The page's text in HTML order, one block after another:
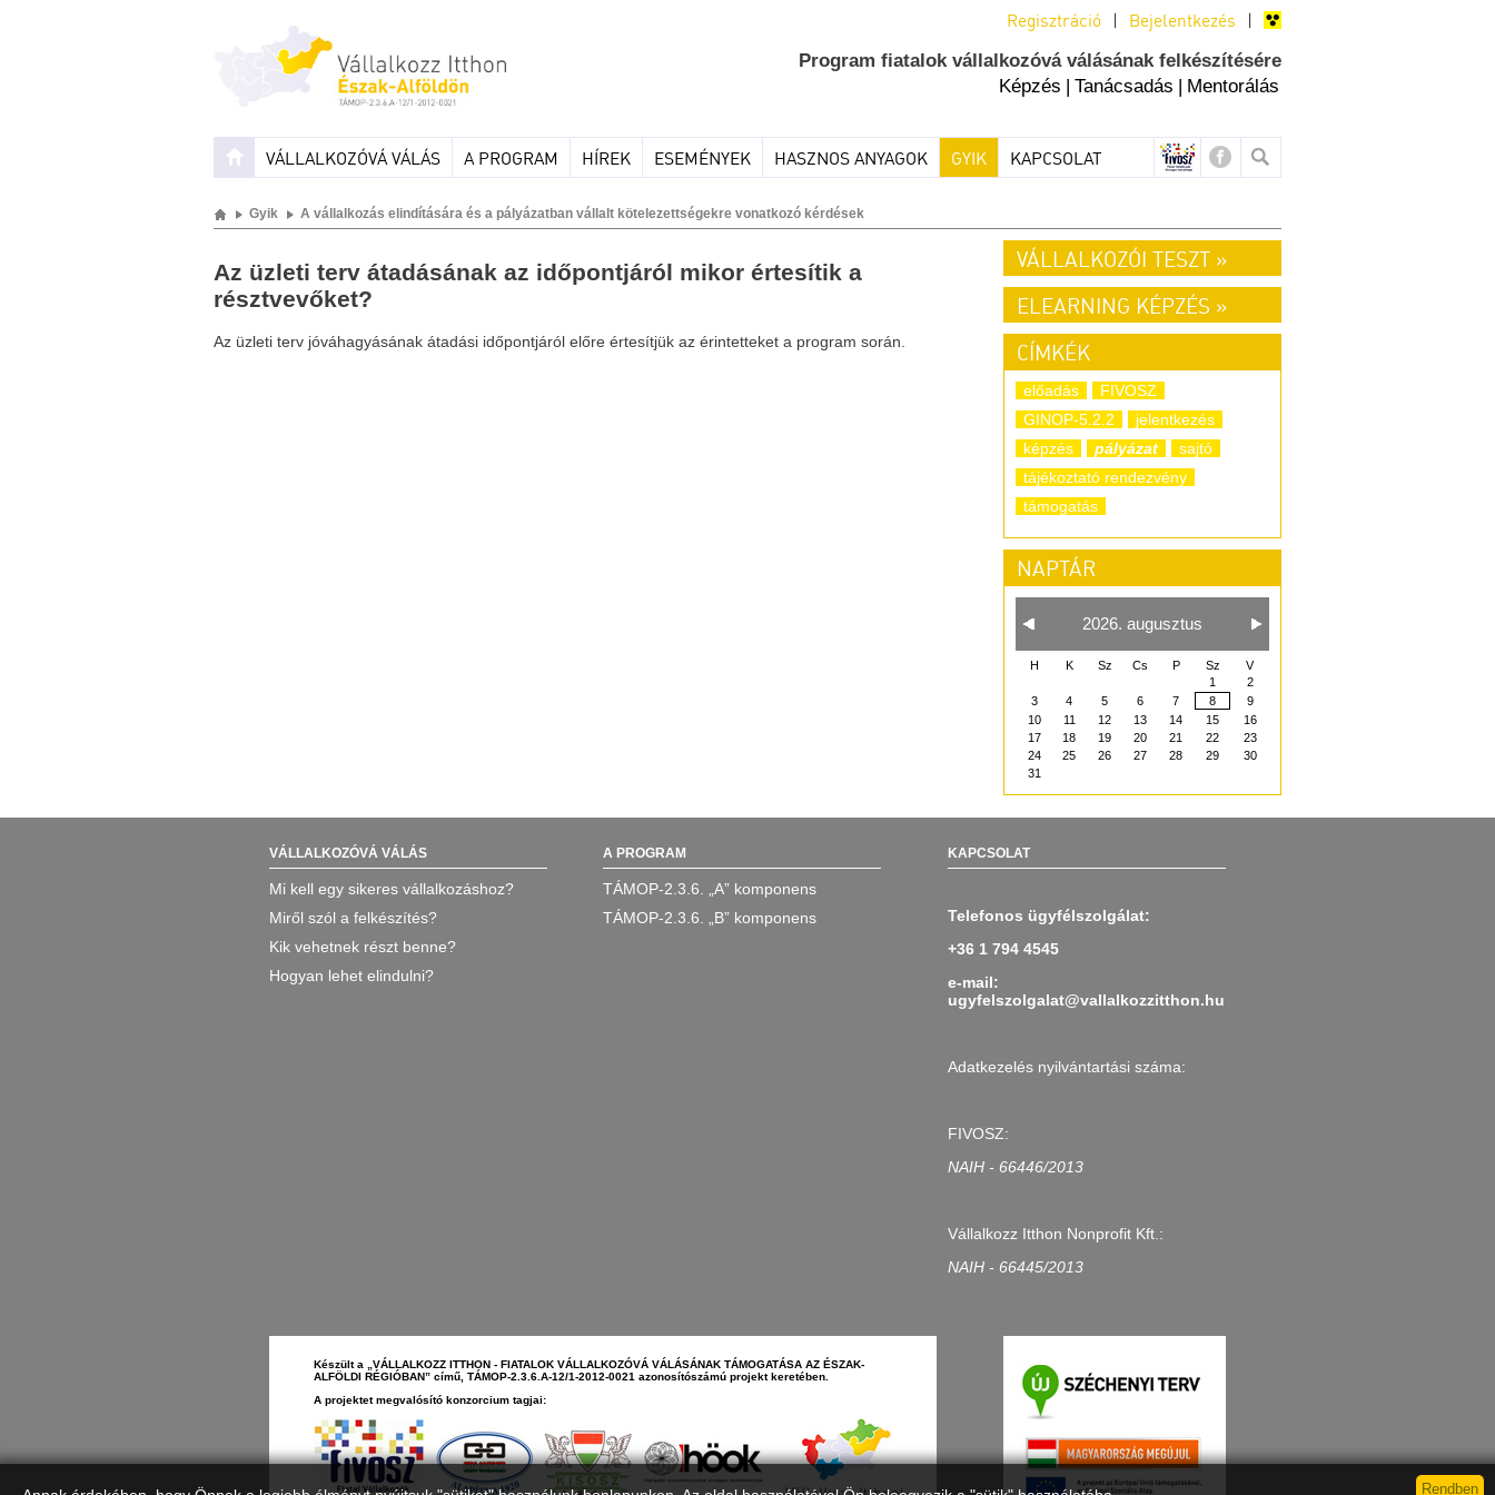
Regisztráció | Bejelentkezés |
Program fiatalok vállalkozóvá válásának felkészítésére
Képzés | Tanácsadás | Mentorálás
VÁLLALKOZÓVÁ VÁLÁS A PROGRAM HÍREK ESEMÉNYEK HASZNOS ANYAGOK GYIK KAPCSOLAT
Gyik A vállalkozás elindítására és a pályázatban vállalt kötelezettségekre vonatkozó kérdések
Az üzleti terv átadásának az időpontjáról mikor értesítik a
résztvevőket?
Az üzleti terv jóváhagyásának átadási időpontjáról előre értesítjük az érintetteket a program során.
VÁLLALKOZÓI TESZT »
ELEARNING KÉPZÉS »
CÍMKÉK
előadás
FIVOSZ
GINOP-5.2.2
jelentkezés
képzés
pályázat
sajtó
tájékoztató rendezvény
támogatás
NAPTÁR
2026. augusztus
H K Sz Cs P Sz
V
1
2
3
4 5 6 7 8
9
10
11 12 13 14 15
16
17
18 19 20 21 22
23
24
25 26 27 28 29
30
31
VÁLLALKOZÓVÁ VÁLÁS
Mi kell egy sikeres vállalkozáshoz?
Miről szól a felkészítés?
Kik vehetnek részt benne?
Hogyan lehet elindulni?
A PROGRAM
TÁMOP-2.3.6. „A” komponens
TÁMOP-2.3.6. „B” komponens
KAPCSOLAT
Telefonos ügyfélszolgálat:
+36 1 794 4545
e-mail:
ugyfelszolgalat@vallalkozzitthon.hu
Adatkezelés nyilvántartási száma:
FIVOSZ:
NAIH - 66446/2013
Vállalkozz Itthon Nonprofit Kft.:
NAIH - 66445/2013
Készült a „VÁLLALKOZZ ITTHON - FIATALOK VÁLLALKOZÓVÁ VÁLÁSÁNAK TÁMOGATÁSA AZ ÉSZAK-
ALFÖLDI RÉGIÓBAN” című, TÁMOP-2.3.6.A-12/1-2012-0021 azonosítószámú projekt keretében.
A projektet megvalósító konzorcium tagjai: